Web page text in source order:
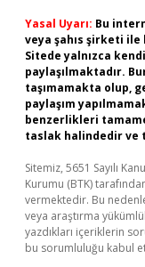
Yasal Uyarı: Bu
veya şahıs şirketi ile
Sitede yalnızca
paylaşılmaktadır.
taşımamakta olup,
paylaşım
benzerlikleri
taslak halindedir ve
Sitemiz, 5651 Sayılı
Kurumu (BTK)
vermektedir. Bu
veya araştırma
yazdıkları içeriklerin
bu sorumluluğu kabul